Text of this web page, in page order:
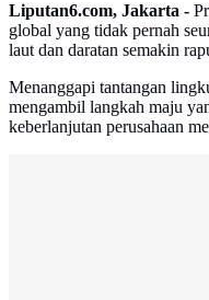
Liputan6.com, Jakarta -
global yang tidak pernah
laut dan daratan semakin
Menanggapi tantangan
mengambil langkah maju
keberlanjutan perusahaan